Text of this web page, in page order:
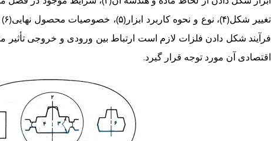
فرآیند شکل دادن فلزات لازم است ارتباط بین ورودی و خروجی تأثیر
اقتصادی آن مورد توجه قرار گیرد.